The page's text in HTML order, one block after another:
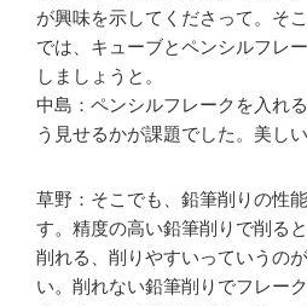
が興味を示してくださって。そ
では、キューブとペンシルフレ
しましょうと。
中島：ペンシルフレークを入れ
う見せるかが課題でした。美し
草野：そこでも、鉛筆削りの性
す。精度の高い鉛筆削りで削る
削れる、削りやすいっていうの
い。削れない鉛筆削りでフレー